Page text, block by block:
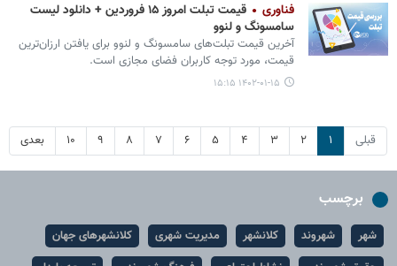
فناوری
قیمت تبلت امروز ۱۵ فروردین + دانلود لیست
سامسونگ و لنوو
آخرین قیمت تبلت‌های سامسونگ و لنوو برای یافتن ارزان‌ترین
قیمت، مورد توجه کاربران فضای مجازی است.
۱۴۰۲-۰۱-۱۵ ۱۵:۱۵
قبلی ۱ ۲ ۳ ۴ ۵ ۶ ۷ ۸ ۹ ۱۰ بعدی
برچسب
شهر شهروند کلانشهر مدیریت شهری
کلانشهرهای جهان